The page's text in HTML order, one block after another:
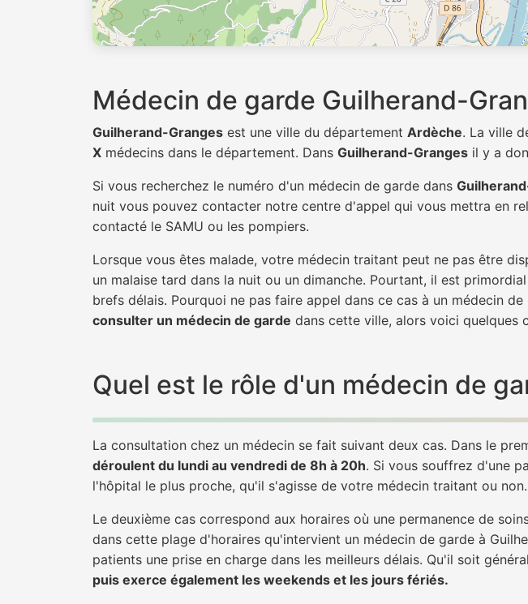
Médecin de garde Guilherand-
Guilherand-Granges est une ville du département Ardèche. La ville
X médecins dans le département. Dans Guilherand-Granges il y a
Si vous recherchez le numéro d'un médecin de garde dans
nuit vous pouvez contacter notre centre d'appel qui vous mettra en
contacté le SAMU ou les pompiers.
Lorsque vous êtes malade, votre médecin traitant peut ne pas être
un malaise tard dans la nuit ou un dimanche. Pourtant, il est
brefs délais. Pourquoi ne pas faire appel dans ce cas à un médecin
consulter un médecin de garde dans cette ville, alors voici quelques
Quel est le rôle d'un médecin de
La consultation chez un médecin se fait suivant deux cas. Dans le
déroulent du lundi au vendredi de 8h à 20h. Si vous souffrez d'une
l'hôpital le plus proche, qu'il s'agisse de votre médecin traitant ou non.
Le deuxième cas correspond aux horaires où une permanence de
dans cette plage d'horaires qu'intervient un médecin de garde à
patients une prise en charge dans les meilleurs délais. Qu'il soit
puis exerce également les weekends et les jours fériés.